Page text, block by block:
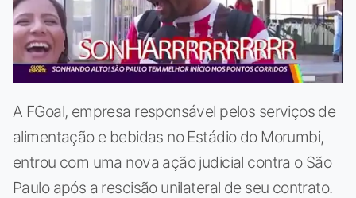
A FGoal, empresa responsável pelos serviços de
alimentação e bebidas no Estádio do Morumbi,
entrou com uma nova ação judicial contra o São
Paulo após a rescisão unilateral de seu contrato.